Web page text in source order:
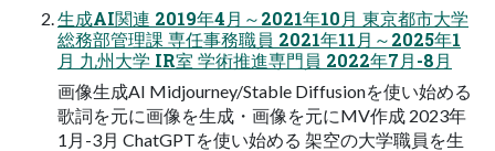
生成AI関連 2019年4月～2021年10月 東京都市大学
総務部管理課 専任事務職員 2021年11月～2025年1
月 九州大学 IR室 学術推進専門員 2022年7月-8月
画像生成AI Midjourney/Stable Diffusionを使い始める
歌詞を元に画像を生成・画像を元にMV作成 2023年
1月-3月 ChatGPTを使い始める 架空の大学職員を生